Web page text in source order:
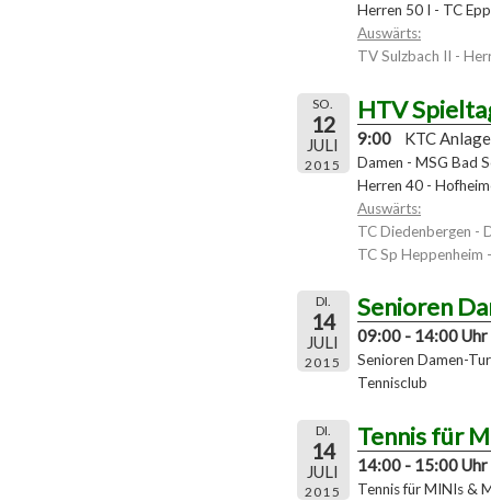
Herren 50 I - TC
Auswärts:
TV Sulzbach II -
SO.
12
JULI
2015
HTV
9:00 KTC Anlage
Damen - MSG Bad
Herren 40 -
Auswärts:
TC Diedenbergen -
TC Sp Heppenheim
DI.
14
JULI
2015
Senioren
09:00 - 14:00 Uhr
Senioren Damen-
Tennisclub
DI.
14
JULI
2015
Tennis für
14:00 - 15:00 Uhr
Tennis für MINIs &